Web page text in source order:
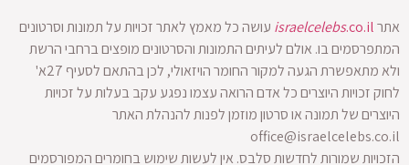
אתר israelcelebs.co.il
עושה כל מאמץ לאתר זכויות על תמונות וסרטונים
המתפרסמים בו. אולם לעיתים התמונות והסרטונים מופצים ברחבי הרשת
ולא מתאפשרת הגעה למקור החומר הויזאולי, לכן בהתאם לסעיף 27א'
לחוק זכויות היוצרים כל אדם הרואה עצמו נפגע עקב בעלות על זכויות
היוצרים של תמונה או סרטון מוזמן לפנות להנהלת האתר
office@israelcelebs.co.il
הזכויות שמורות לחדשות סלבס. אין לעשות שימוש בחומרים המפורסמים